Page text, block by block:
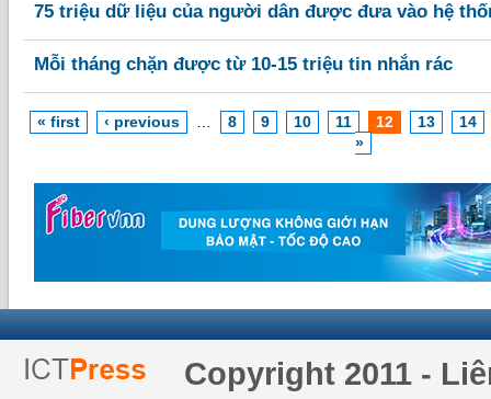
75 triệu dữ liệu của người dân được đưa vào hệ
Mỗi tháng chặn được từ 10-15 triệu tin nhắn rác
« first ‹ previous 8 9 10 11 12 13
14
»
Copyright 2011 -